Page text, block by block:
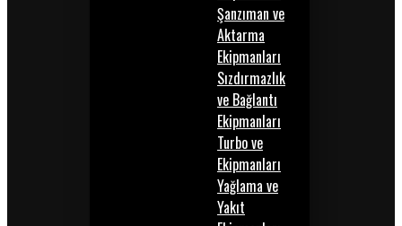
Şanzıman ve
Aktarma
Ekipmanları
Sızdırmazlık
ve Bağlantı
Ekipmanları
Turbo ve
Ekipmanları
Yağlama ve
Yakıt